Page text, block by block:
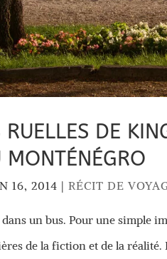
DE
MONTÉNÉGRO
16, 2014 |RÉCIT DE
dans un bus. Pour une simple
de la fiction et de la réalité.